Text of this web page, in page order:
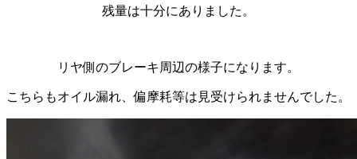
残量は十分にありました。
リヤ側のブレーキ周辺の様子になります。
こちらもオイル漏れ、偏摩耗等は見受けられませんでした。